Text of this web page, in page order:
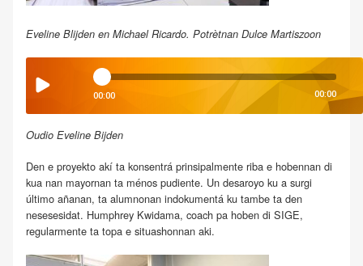
Eveline Blijden en Michael Ricardo. Potrètnan Dulce Martiszoon
00:00 00:00
Oudio Eveline Bijden
Den e proyekto akí ta konsentrá prinsipalmente riba e hobennan di
kua nan mayornan ta ménos pudiente. Un desaroyo ku a surgi
último añanan, ta alumnonan indokumentá ku tambe ta den
nesesesidat. Humphrey Kwidama, coach pa hoben di SIGE,
regularmente ta topa e situashonnan aki.